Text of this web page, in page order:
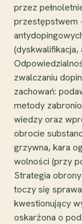
przez
przestępstwem
(dyskwalifikacja,
zwalczaniu
zachowań:
metody
wiedzy oraz
obrocie
grzywna, kara
wolności (przy
Strategia
toczy się
kwestionujący
oskarżona o